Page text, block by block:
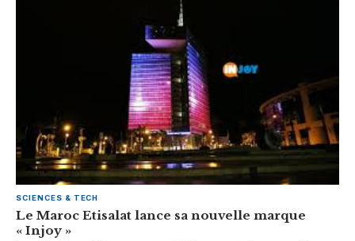
SCIENCES & TECH
Le Maroc Etisalat lance sa nouvelle marque
« Injoy »